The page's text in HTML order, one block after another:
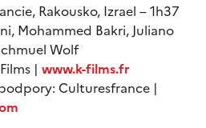
Rakousko, Izrael – 1h37
Mohammed Bakri, Juliano
Wolf
| www.k-films.fr
Culturesfrance |